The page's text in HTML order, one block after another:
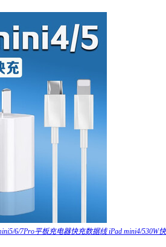
6/7Pro平板充电器快充数据线 iPad mini4/530W快